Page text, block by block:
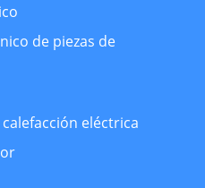
de piezas de
eléctrica